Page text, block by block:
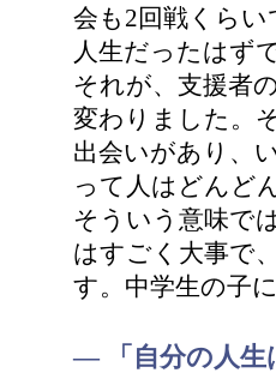
会も2回戦くら
人生だったはず
それが、支援者
変わりました。
出会いがあり、
って人はどんど
そういう意味で
はすごく大事で
す。中学生の子
― 「自分の人生